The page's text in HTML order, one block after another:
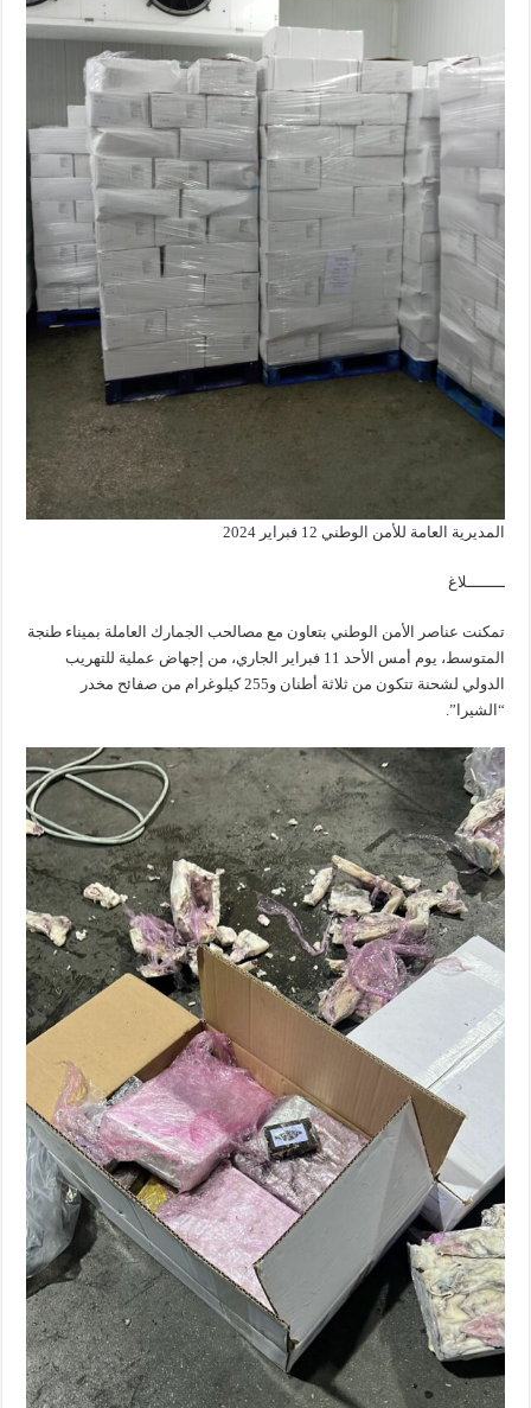
المديرية العامة للأمن الوطني 12 فبراير 2024
ــــــــلاغ
تمكنت عناصر الأمن الوطني بتعاون مع مصالحب الجمارك العاملة بميناء طنجة
المتوسط، يوم أمس الأحد 11 فبراير الجاري، من إجهاض عملية للتهريب
الدولي لشحنة تتكون من ثلاثة أطنان و255 كيلوغرام من صفائح مخدر
“الشيرا”.